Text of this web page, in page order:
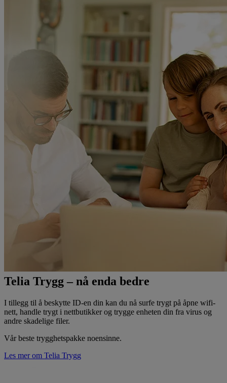
Telia Trygg – nå enda bedre
I tillegg til å beskytte ID-en din kan du nå surfe trygt på åpne wifi-
nett, handle trygt i nettbutikker og trygge enheten din fra virus og
andre skadelige filer.
Vår beste trygghetspakke noensinne.
Les mer om Telia Trygg